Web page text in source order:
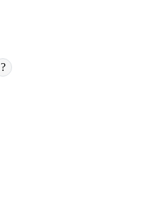
?